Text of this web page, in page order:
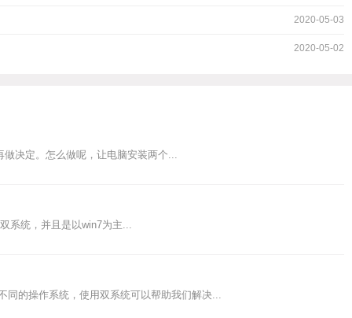
2020-05-03
2020-05-02
决定。怎么做呢，让电脑安装两个...
系统，并且是以win7为主...
同的操作系统，使用双系统可以帮助我们解决...